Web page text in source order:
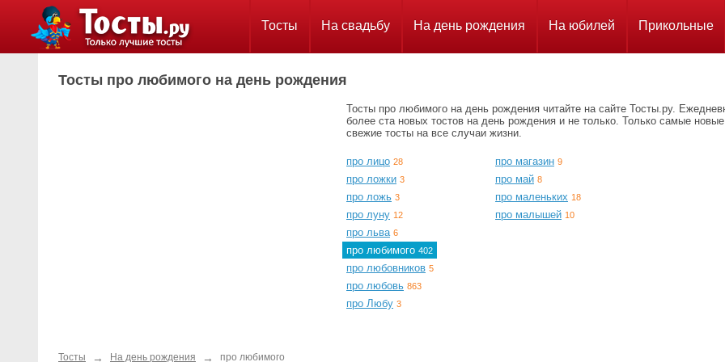
Тосты На свадьбу На день рождения На юбилей Прикольные
Тосты про любимого на день рождения
Тосты про любимого на день рождения читайте на сайте Тосты.ру.
более ста новых тостов на день рождения и не только. Только самые
свежие тосты на все случаи жизни.
про лицо 28
про ложки 3
про ложь 3
про луну 12
про льва 6
про любимого 402
про любовников 5
про любовь 863
про Любу 3
про магазин 9
про май 8
про маленьких 18
про малышей 10
Тосты → На день рождения → про любимого